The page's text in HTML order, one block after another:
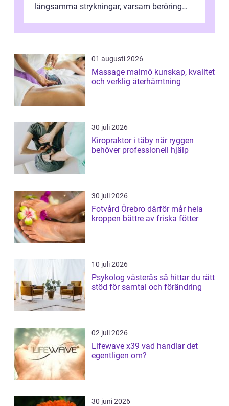
långsamma strykningar, varsam beröring
nervsys...
01 augusti 2026
Massage malmö kunskap, kvalitet
och verklig återhämtning
30 juli 2026
Kiropraktor i täby när ryggen
behöver professionell hjälp
30 juli 2026
Fotvård Örebro därför mår hela
kroppen bättre av friska fötter
10 juli 2026
Psykolog västerås så hittar du rätt
stöd för samtal och förändring
02 juli 2026
Lifewave x39 vad handlar det
egentligen om?
30 juni 2026